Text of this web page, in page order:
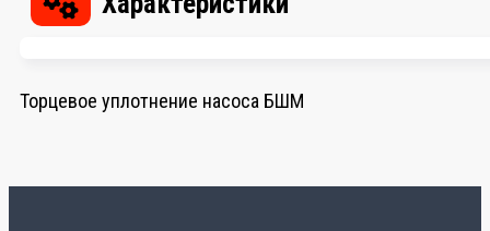
Торцевое уплотнение насоса БШМ